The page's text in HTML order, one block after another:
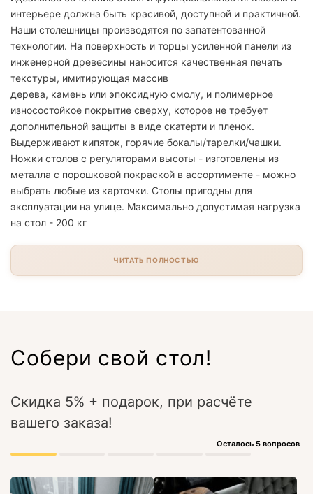
интерьере должна быть красивой, доступной и практичной.
Наши столешницы производятся по запатентованной
технологии. На поверхность и торцы усиленной панели из
инженерной древесины наносится качественная печать
текстуры, имитирующая массив
дерева, камень или эпоксидную смолу, и полимерное
износостойкое покрытие сверху, которое не требует
дополнительной защиты в виде скатерти и пленок.
Выдерживают кипяток, горячие бокалы/тарелки/чашки.
Ножки столов с регуляторами высоты - изготовлены из
металла с порошковой покраской в ассортименте - можно
выбрать любые из карточки. Столы пригодны для
эксплуатации на улице. Максимально допустимая нагрузка
на стол - 200 кг
ЧИТАТЬ ПОЛНОСТЬЮ
Собери свой стол!
Скидка 5% + подарок, при расчёте
вашего заказа!
Осталось 5 вопросов